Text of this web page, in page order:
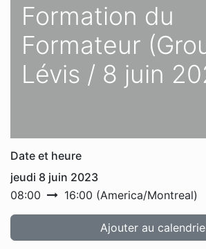
Formation du
Formateur
Lévis / 8 juin
Date et heure
jeudi 8 juin 2023
08:00
16:00 (America/Montreal)
Ajouter au